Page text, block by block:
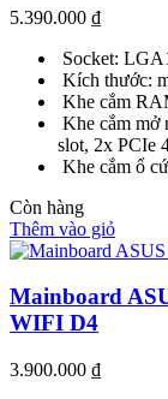
5.390.000 ₫
Socket:
Kích thước:
Khe cắm
Khe cắm mở
slot, 2x PCIe
Khe cắm ổ
Còn hàng
Thêm vào giỏ
Mainboard
WIFI D4
3.900.000 ₫